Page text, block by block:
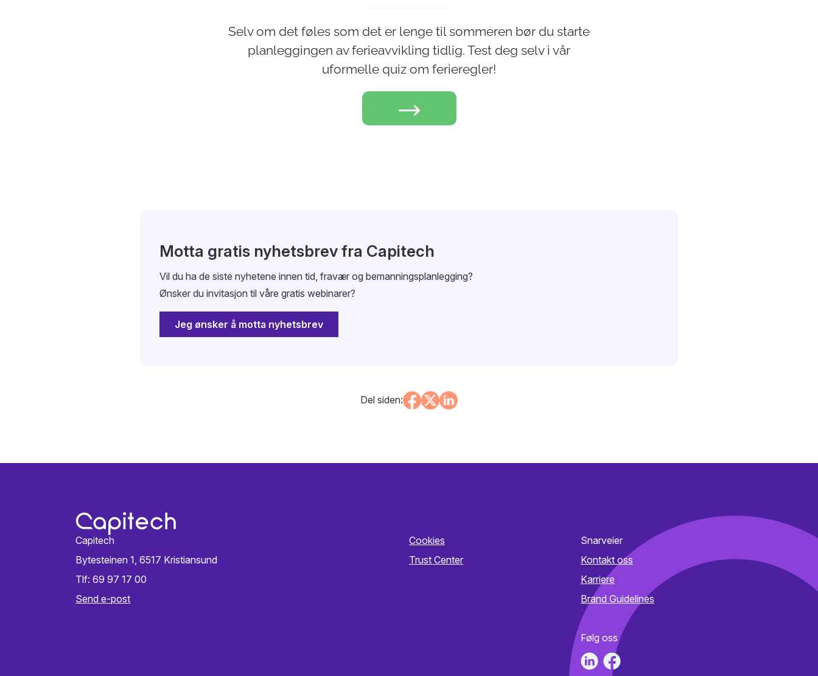
Selv om det føles som det er lenge til sommeren bør du starte
planleggingen av ferieavvikling tidlig. Test deg selv i vår
uformelle quiz om ferieregler!
Motta gratis nyhetsbrev fra Capitech
Vil du ha de siste nyhetene innen tid, fravær og bemanningsplanlegging?
Ønsker du invitasjon til våre gratis webinarer?
Jeg ønsker å motta nyhetsbrev
Del siden:
Capitech
Bytesteinen 1, 6517 Kristiansund
Tlf: 69 97 17 00
Send e-post
Cookies
Trust Center
Snarveier
Kontakt oss
Karriere
Brand Guidelines
Følg oss